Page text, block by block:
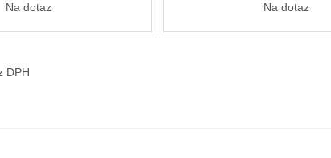
Na dotaz Na dotaz
DPH